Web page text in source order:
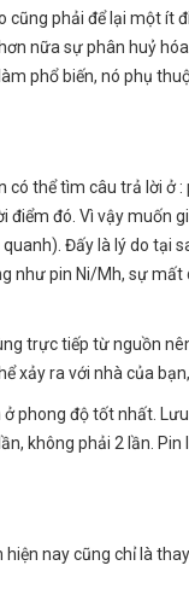
phải để lại một ít
nữa sự phân huỷ
phổ biến, nó phụ
có thể tìm câu trả lời ở
đó. Vì vậy muốn
Đấy là lý do tại
như pin Ni/Mh, sự
trực tiếp từ nguồn
xảy ra với nhà của
phong độ tốt nhất.
không phải 2 lần.
nay cũng chỉ là